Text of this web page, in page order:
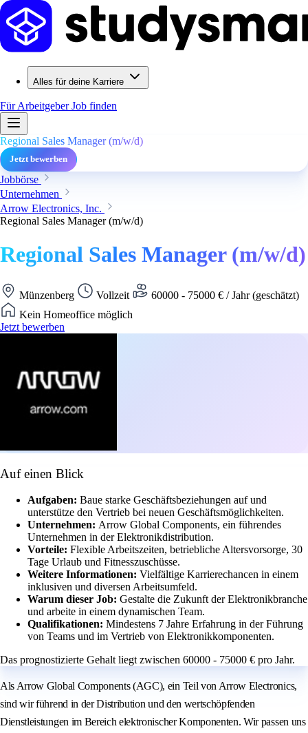
Alles für deine Karriere
Für ArbeitgeberJob finden
Regional Sales Manager (m/w/d)
Jetzt bewerben
Jobbörse
Unternehmen
Arrow Electronics, Inc.
Regional Sales Manager (m/w/d)
Regional Sales Manager (m/w/d)
Münzenberg Vollzeit
60000 - 75000 € / Jahr (geschätzt)
Kein Homeoffice möglich
Jetzt bewerben
Auf einen Blick
Aufgaben: Baue starke Geschäftsbeziehungen auf und
unterstütze den Vertrieb bei neuen Geschäftsmöglichkeiten.
Unternehmen: Arrow Global Components, ein führendes
Unternehmen in der Elektronikdistribution.
Vorteile: Flexible Arbeitszeiten, betriebliche Altersvorsorge, 30
Tage Urlaub und Fitnesszuschüsse.
Weitere Informationen: Vielfältige Karrierechancen in einem
inklusiven und diversen Arbeitsumfeld.
Warum dieser Job: Gestalte die Zukunft der Elektronikbranche
und arbeite in einem dynamischen Team.
Qualifikationen: Mindestens 7 Jahre Erfahrung in der Führung
von Teams und im Vertrieb von Elektronikkomponenten.
Das prognostizierte Gehalt liegt zwischen 60000 - 75000 € pro Jahr.
Als Arrow Global Components (AGC), ein Teil von Arrow Electronics,
sind wir führend in der Distribution und den wertschöpfenden
Dienstleistungen im Bereich elektronischer Komponenten. Wir passen uns